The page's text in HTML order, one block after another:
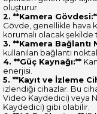
oluşturur.
2. **Kamera
Gövde, genellikle hava
korumalı olacak şekilde
3. **Kamera Bağlantı
kullanılan bağlantı
4. **Güç Kaynağı:**
enerjisi.
5. **Kayıt ve İzleme
izlendiği cihazlar. Bu
Video Kaydedici) veya
Kaydedici) gibi olabilir.